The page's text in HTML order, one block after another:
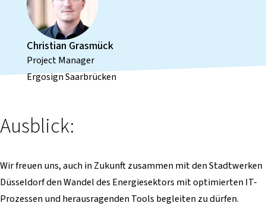
Christian Grasmück
Project Manager
Ergosign Saarbrücken
Ausblick:
Wir freuen uns, auch in Zukunft zusammen mit den Stadtwerken
Düsseldorf den Wandel des Energiesektors mit optimierten IT-
Prozessen und herausragenden Tools begleiten zu dürfen.